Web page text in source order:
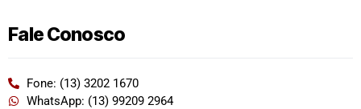
Fale Conosco
Fone: (13) 3202 1670
WhatsApp: (13) 99209 2964